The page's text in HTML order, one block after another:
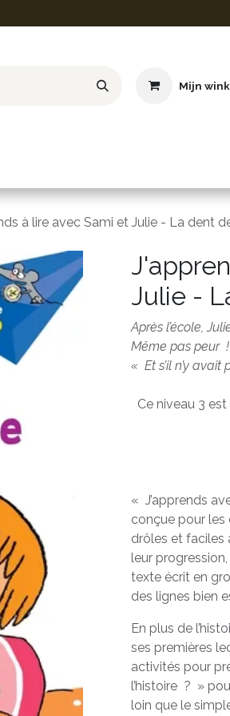
Mijn
à lire avec Sami et Julie - La dent
Julie -
Après l’école,
Même pas peur
« Et s’il n’y
Ce niveau 3
« J’apprends
conçue pour les
drôles et faciles
leur
texte écrit en
des lignes bien
En plus de
ses premières
activités pour
l’histoire ? »
loin que le